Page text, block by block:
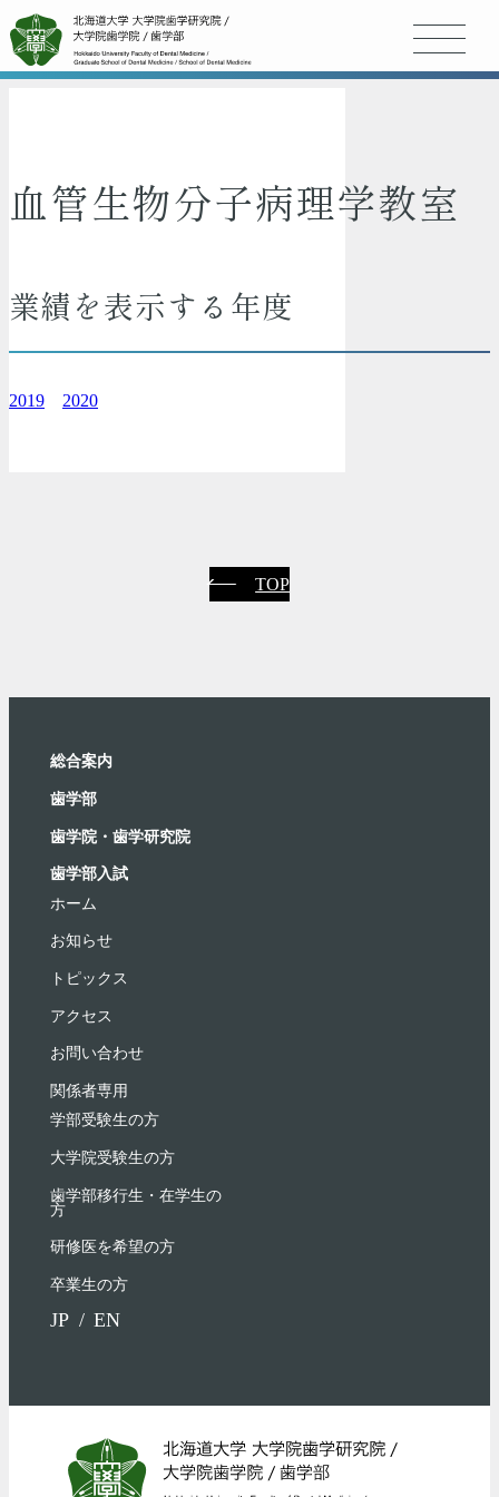
血管生物分子病理学教室
業績を表示する年度
2019 2020
TOP
総合案内
⻭学部
歯学院・⻭学研究院
歯学部入試
ホーム
お知らせ
トピックス
アクセス
お問い合わせ
関係者専用
学部受験⽣の⽅
大学院受験生の方
歯学部移行生・在学⽣の
⽅
研修医を希望の方
卒業生の方
JP EN